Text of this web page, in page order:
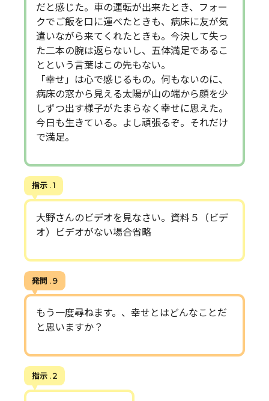
だと感じた。車の運転が出来たとき、フォー
クでご飯を口に運べたときも、病床に友が気
遣いながら来てくれたときも。今決して失っ
た二本の腕は返らないし、五体満足であるこ
とという言葉はこの先もない。
「幸せ」は心で感じるもの。何もないのに、
病床の窓から見える太陽が山の端から顔を少
しずつ出す様子がたまらなく幸せに思えた。
今日も生きている。よし頑張るぞ。それだけ
で満足。
指示 . 1
大野さんのビデオを見なさい。資料５（ビデ
オ）ビデオがない場合省略
発問 . 9
もう一度尋ねます。、幸せとはどんなことだ
と思いますか？
指示 . 2